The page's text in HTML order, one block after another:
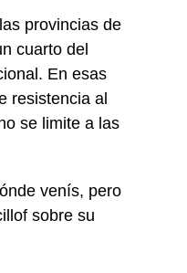
provincias de
cuarto del
En esas
resistencia al
se limite a las
venís, pero
sobre su